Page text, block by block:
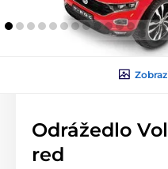
Odrážedlo
red